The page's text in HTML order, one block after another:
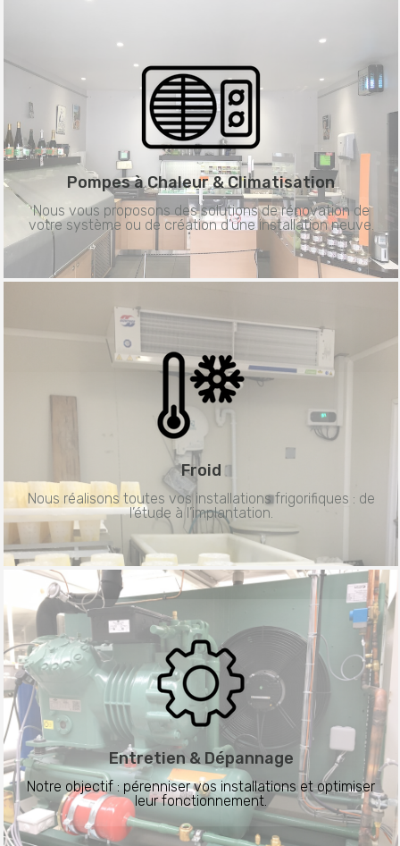
Pompes à Chaleur &Climatisation
Nous vous proposons des solutions de rénovation de
votre système ou de création d’une installation neuve.
Froid
Nous réalisons toutes vos installations frigorifiques : de
l’étude à l’implantation.
Entretien & Dépannage
Notre objectif : pérenniser vos installations et optimiser
leur fonctionnement.